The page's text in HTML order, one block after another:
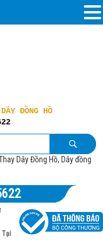
ĐỒNG HỒ
Dây Đồng Hồ, Dây đồng
Tại